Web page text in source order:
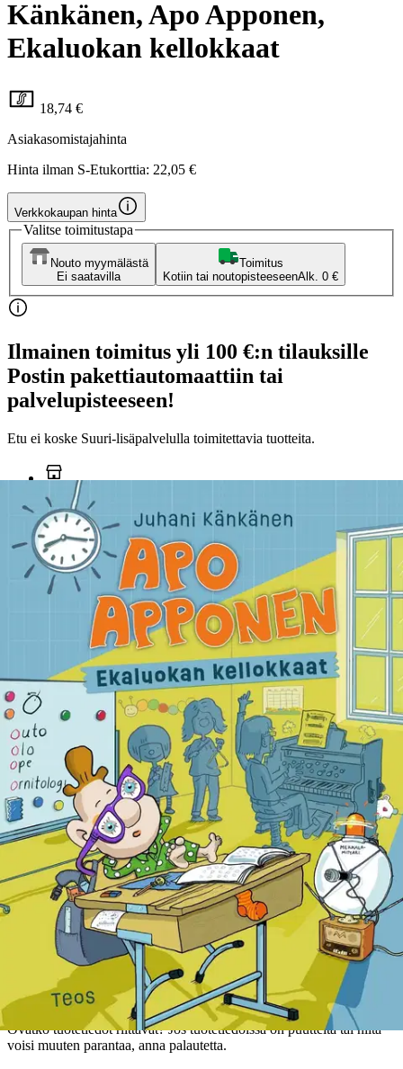
Känkänen, Apo Apponen,
Ekaluokan kellokkaat
18,74 €
Asiakasomistajahinta
Hinta ilman S-Etukorttia: 22,05 €
Verkkokaupan hinta
Valitse toimitustapa
Nouto myymälästä
Ei saatavilla
Toimitus
Kotiin tai noutopisteeseenAlk. 0 €
Ilmainen toimitus yli 100 €:n tilauksille
Postin pakettiautomaattiin tai
palvelupisteeseen!
Etu ei koske Suuri‑lisäpalvelulla toimitettavia tuotteita.
Tarkista myymäläsaatavuus
Ei saatavilla
Tuotekuvaus
Ekaluokan kellokkaat luo apposmaiseen tyyliin katsauksen
tavalliseen koulupäivään ja koululuokkaan. Pääsemme kurkistamaan
myös opettajainhuoneeseen, jossa otetaan hämmästyneinä vastaan
tieto, että opettajille on keksitty oma Wilma. Oppaanamme
koulupäivään toimii 1A -luo- kan oppilas Apo Apponen - ja... eikös
tuo ole Käpälämäki, Apposten koira? Tervetuloa mukaan, mikäli
olette jo saaneet silmät auki!
Ominaisuudet
Oletko tyytyväinen tuotetietoihin?
Ovatko tuotetiedot riittävät? Jos tuotetiedoissa on puutteita tai niitä
voisi muuten parantaa, anna palautetta.